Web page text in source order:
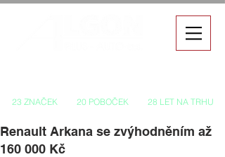
23 ZNAČEK 20 POBOČEK 28 LET NA TRHU
Renault Arkana se zvýhodněním až
160 000 Kč